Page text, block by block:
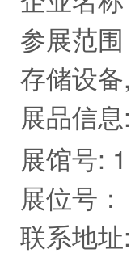
参展范围
存储设
展品信息:
展馆号: 1
展位号：
联系地址: